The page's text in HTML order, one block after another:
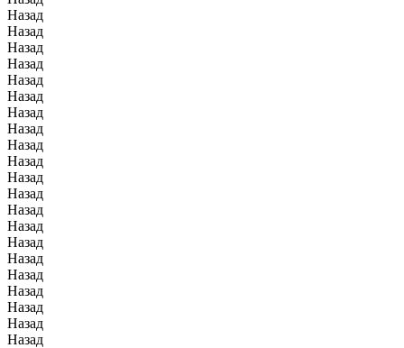
Назад
Назад
Назад
Назад
Назад
Назад
Назад
Назад
Назад
Назад
Назад
Назад
Назад
Назад
Назад
Назад
Назад
Назад
Назад
Назад
Назад